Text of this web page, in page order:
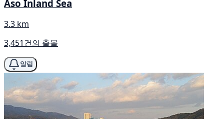
Aso Inland Sea
3.3 km
3,451건의 출몰
알림